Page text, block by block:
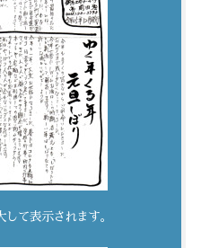
て表示されます。